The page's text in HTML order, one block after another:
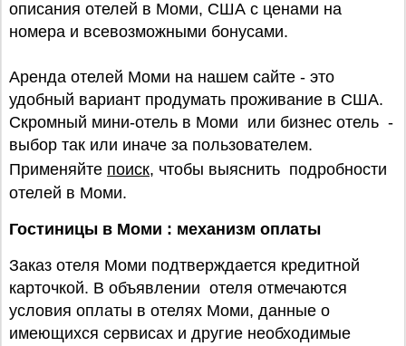
описания отелей в Моми, США с ценами на
номера и всевозможными бонусами.
Аренда отелей Моми на нашем сайте - это
удобный вариант продумать проживание в США.
Скромный мини-отель в Моми или бизнес отель -
выбор так или иначе за пользователем.
Применяйте поиск, чтобы выяснить подробности
отелей в Моми.
Гостиницы в Моми : механизм оплаты
Заказ отеля Моми подтверждается кредитной
карточкой. В объявлении отеля отмечаются
условия оплаты в отелях Моми, данные о
имеющихся сервисах и другие необходимые